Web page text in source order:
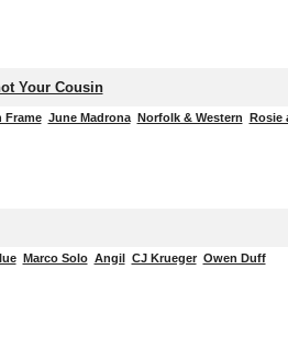
Your Cousin
Frame June Madrona Norfolk & Western Rosie
Marco Solo Angil CJ Krueger Owen Duff